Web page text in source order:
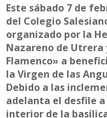
Este sábado 7 de
del Colegio
organizado por la
Nazareno de
Flamenco» a
la Virgen de las
Debido a las
adelanta el desfile a
interior de la